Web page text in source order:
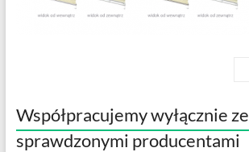
Współpracujemy wyłącznie ze
sprawdzonymi producentami